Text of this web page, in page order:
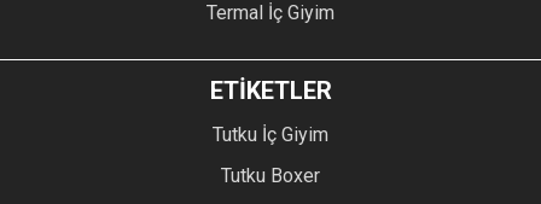
Termal İç Giyim
ETİKETLER
Tutku İç Giyim
Tutku Boxer